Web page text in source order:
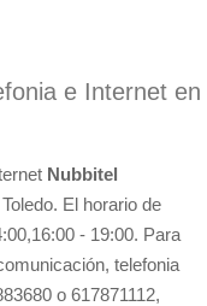
e Internet en
Nubbitel
El horario de
- 19:00. Para
telefonia
o 617871112,